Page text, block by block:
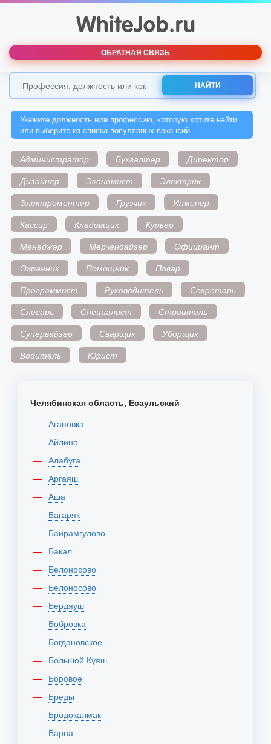
ОБРАТНАЯ СВЯЗЬ
НАЙТИ
Укажите должность или профессию, которую хотите найти
или выберите из списка популярных вакансий
Администратор Бухгалтер
Директор
Дизайнер
Экономист
Электрик
Электромонтер
Грузчик
Инженер
Кассир
Кладовщик
Курьер
Менеджер
Мерчендайзер
Официант
Охранник
Помощник
Повар
Программист
Руководитель
Секретарь
Слесарь
Специалист
Строитель
Супервайзер
Сварщик
Уборщик
Водитель
Юрист
Челябинская область, Есаульский
Агаповка
Айлино
Алабуга
Аргаяш
Аша
Багаряк
Байрамгулово
Бакал
Белоносово
Белоносово
Бердяуш
Бобровка
Богдановское
Большой Куяш
Боровое
Бреды
Бродокалмак
Варна